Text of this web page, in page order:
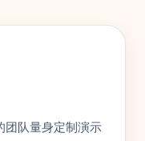
团队量身定制演示